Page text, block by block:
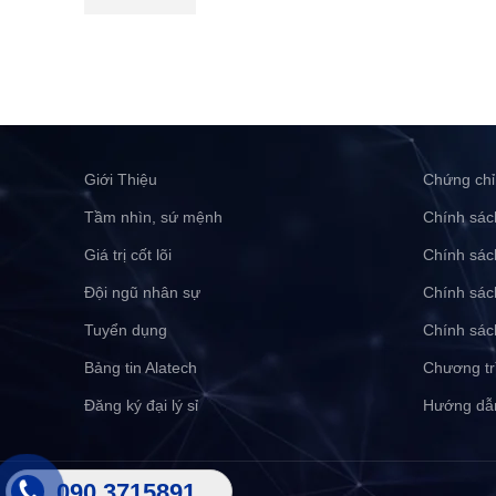
Giới Thiệu
Tầm nhìn, sứ mệnh
Giá trị cốt lõi
Đội ngũ nhân sự
Tuyển dụng
Bảng tin Alatech
Đăng ký đại lý sỉ
Chứng
Chính
Chính
Chính
Chính
Chương
Hướng